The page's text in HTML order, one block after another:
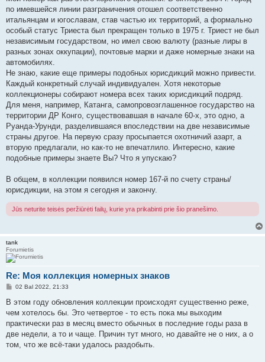
по имевшейся линии разграничения отошел соответственно
итальянцам и югославам, став частью их территорий, а формально
особый статус Триеста был прекращен только в 1975 г. Триест не был
независимым государством, но имел свою валюту (разные лиры в
разных зонах оккупации), почтовые марки и даже номерные знаки на
автомобилях.
Не знаю, какие еще примеры подобных юрисдикций можно привести.
Каждый конкретный случай индивидуален. Хотя некоторые
коллекционеры собирают номера всех таких юрисдикций подряд.
Для меня, например, Катанга, самопровозглашенное государство на
территории ДР Конго, существовавшая в начале 60-х, это одно, а
Руанда-Урунди, разделившаяся впоследствии на две независимые
страны другое. На первую сразу просыпается охотничий азарт, а
вторую предлагали, но как-то не впечатлило. Интересно, какие
подобные примеры знаете Вы? Что я упускаю?
В общем, в коллекции появился номер 167-й по счету страны/
юрисдикции, на этом я сегодня и закончу.
Jūs neturite teisės peržiūrėti failų, kurie yra prikabinti prie šio pranešimo.
tank
Forumietis
Re: Моя коллекция номерных знаков
S
a
d
a
t
i
02 Bal 2022, 21:33
В этом году обновления коллекции происходят существенно реже,
чем хотелось бы. Это четвертое - то есть пока мы выходим
практически раз в месяц вместо обычных в последние годы раза в
две недели, а то и чаще. Причин тут много, но давайте не о них, а о
том, что же всё-таки удалось раздобыть.